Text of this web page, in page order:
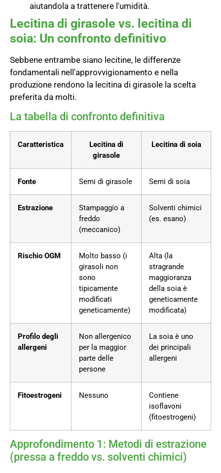
aiutandola a trattenere l'umidità.
Lecitina di girasole vs. lecitina di
soia: Un confronto definitivo
Sebbene entrambe siano lecitine, le differenze
fondamentali nell'approvvigionamento e nella
produzione rendono la lecitina di girasole la scelta
preferita da molti.
La tabella di confronto definitiva
Caratteristica
Lecitina di
girasole
Lecitina di soia
Fonte Semi di girasole Semi di soia
Estrazione
Stampaggio a
freddo
(meccanico)
Solventi chimici
(es. esano)
Rischio OGM
Molto basso (i
girasoli non
sono
tipicamente
modificati
geneticamente)
Alta (la
stragrande
maggioranza
della soia è
geneticamente
modificata)
Profilo degli
allergeni
Non allergenico
per la maggior
parte delle
persone
La soia è uno
dei principali
allergeni
Fitoestrogeni Nessuno
Contiene
isoflavoni
(fitoestrogeni)
Approfondimento 1: Metodi di estrazione
(pressa a freddo vs. solventi chimici)